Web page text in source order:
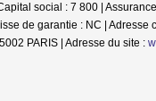
social : 7 800 | Assurance
de garantie : NC |
PARIS | Adresse du site :